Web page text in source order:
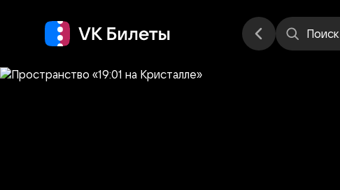
Поиск